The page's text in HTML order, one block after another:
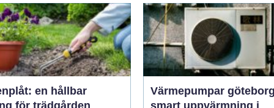
en hållbar
för trädgården
Värmepumpar
smart uppvärmning i